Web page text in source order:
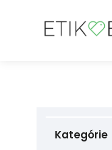
Kategórie